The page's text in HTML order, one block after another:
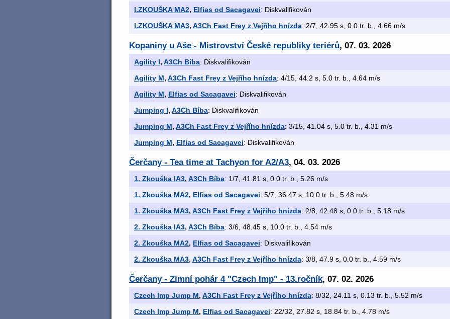
I.ZKOUŠKA MA2, Elfias od Sacagavei: Diskvalifikován
I.ZKOUŠKA MA3, A3Ch Fast Frey z Vejřího hnízda: 2/7, 42.95 s, 0.0 tr. b., 4.66 m/s
Kopaniny u Aše - Mistrovství České republiky teriérů, 07. 03. 2026
Agility I, A3Ch Bíba: Diskvalifikován
Agility M, A3Ch Fast Frey z Vejřího hnízda: 4/15, 44.2 s, 5.0 tr. b., 4.64 m/s
Agility M, Elfias od Sacagavei: Diskvalifikován
Jumping I, A3Ch Bíba: Diskvalifikován
Jumping M, A3Ch Fast Frey z Vejřího hnízda: 3/15, 41.04 s, 5.0 tr. b., 4.31 m/s
Jumping M, Elfias od Sacagavei: Diskvalifikován
Čerčany - Tea time at Tachyon for A2/A3, 04. 03. 2026
1. Zkouška IA3, A3Ch Bíba: 1/7, 41.81 s, 0.0 tr. b., 5.26 m/s
1. Zkouška MA2, Elfias od Sacagavei: 5/7, 36.47 s, 10.0 tr. b., 5.48 m/s
1. Zkouška MA3, A3Ch Fast Frey z Vejřího hnízda: 2/8, 42.48 s, 0.0 tr. b., 5.18 m/s
2. Zkouška IA3, A3Ch Bíba: 3/6, 48.45 s, 10.0 tr. b., 4.54 m/s
2. Zkouška MA2, Elfias od Sacagavei: Diskvalifikován
2. Zkouška MA3, A3Ch Fast Frey z Vejřího hnízda: 3/8, 47.9 s, 0.0 tr. b., 4.59 m/s
Čerčany - Zimní pohár 4 "Czech Imp" - 13.ročník, 07. 02. 2026
Czech Imp Jump M, A3Ch Fast Frey z Vejřího hnízda: 8/32, 24.11 s, 0.13 tr. b., 5.52 m/s
Czech Imp Jump M, Elfias od Sacagavei: 22/32, 27.82 s, 18.84 tr. b., 4.78 m/s